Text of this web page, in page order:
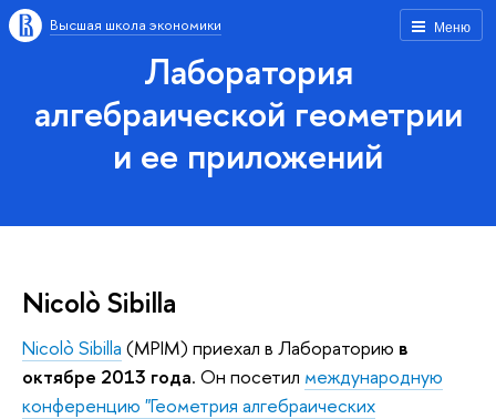
Меню
Высшая школа экономики
Лаборатория
алгебраической геометрии
и ее приложений
Nicolò Sibilla
Nicolò Sibilla (MPIM) приехал в Лабораторию в
октябре 2013 года. Он посетил международную
конференцию "Геометрия алгебраических